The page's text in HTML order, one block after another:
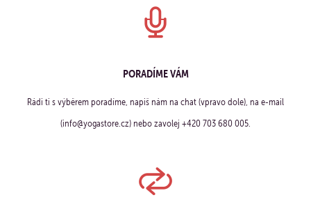
PORADÍME VÁM
Rádi ti s výběrem poradíme, napiš nám na chat (vpravo dole), na e-mail
(info@yogastore.cz) nebo zavolej +420 703 680 005.